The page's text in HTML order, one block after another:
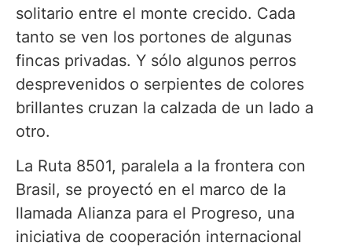
solitario entre el monte crecido. Cada
tanto se ven los portones de algunas
fincas privadas. Y sólo algunos perros
desprevenidos o serpientes de colores
brillantes cruzan la calzada de un lado a
otro.
La Ruta 8501, paralela a la frontera con
Brasil, se proyectó en el marco de la
llamada Alianza para el Progreso, una
iniciativa de cooperación internacional